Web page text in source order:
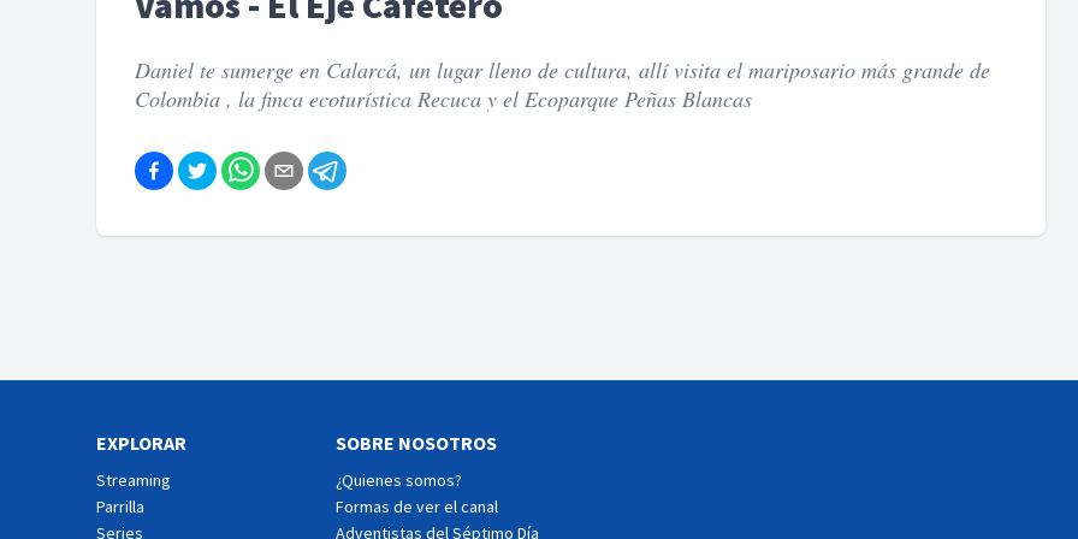
Daniel te sumerge en Calarcá, un lugar lleno de cultura, allí visita el mariposario más grande de
Colombia , la finca ecoturística Recuca y el Ecoparque Peñas Blancas
EXPLORAR
Streaming
Parrilla
Series
SOBRE NOSOTROS
¿Quienes somos?
Formas de ver el canal
Adventistas del Séptimo Día